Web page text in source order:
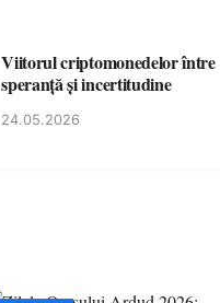
Viitorul criptomonedelor între
speranță și incertitudine
24.05.2026